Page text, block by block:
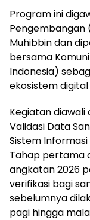
Program ini
Pengembangan
Muhibbin dan
bersama
Indonesia)
ekosistem
Kegiatan diawali
Validasi Data
Sistem
Tahap pertama
angkatan 2026
verifikasi bagi
sebelumnya
pagi hingga